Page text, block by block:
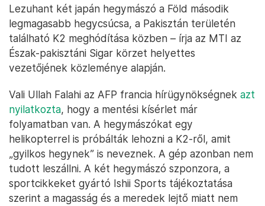
Lezuhant két japán hegymászó a Föld második
legmagasabb hegycsúcsa, a Pakisztán területén
található K2 meghódítása közben – írja az MTI az
Észak-pakisztáni Sigar körzet helyettes
vezetőjének közleménye alapján.
Vali Ullah Falahi az AFP francia hírügynökségnek azt
nyilatkozta, hogy a mentési kísérlet már
folyamatban van. A hegymászókat egy
helikopterrel is próbálták lehozni a K2-ről, amit
„gyilkos hegynek” is neveznek. A gép azonban nem
tudott leszállni. A két hegymászó szponzora, a
sportcikkeket gyártó Ishii Sports tájékoztatása
szerint a magasság és a meredek lejtő miatt nem